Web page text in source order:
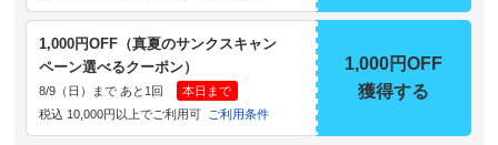
1,000円OFF（真夏のサンクスキャン
ペーン選べるクーポン）
8/9（日）まで あと1回
本日まで
税込 10,000円以上でご利用可
ご利用条件
1,000円OFF
獲得する